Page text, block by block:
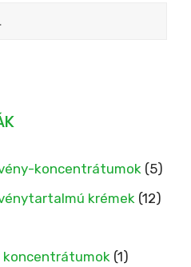
koncentrátumok (5)
krémek (12)
koncentrátumok (1)